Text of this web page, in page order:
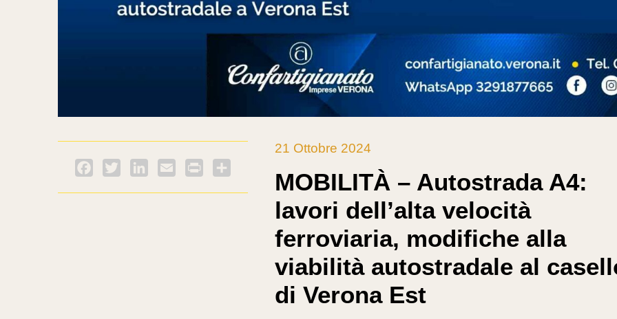
Facebook
Twitter LinkedInEmail PrintFriendly
21 Ottobre 2024
MOBILITÀ – Autostrada A4:
lavori dell’alta velocità
ferroviaria, modifiche alla
viabilità autostradale al
di Verona Est